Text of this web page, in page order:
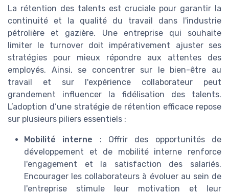
La rétention des talents est cruciale pour garantir la
continuité et la qualité du travail dans l'industrie
pétrolière et gazière. Une entreprise qui souhaite
limiter le turnover doit impérativement ajuster ses
stratégies pour mieux répondre aux attentes des
employés. Ainsi, se concentrer sur le bien-être au
travail et sur l'expérience collaborateur peut
grandement influencer la fidélisation des talents.
L’adoption d’une stratégie de rétention efficace repose
sur plusieurs piliers essentiels :
Mobilité interne : Offrir des opportunités de
développement et de mobilité interne renforce
l'engagement et la satisfaction des salariés.
Encourager les collaborateurs à évoluer au sein de
l'entreprise stimule leur motivation et leur